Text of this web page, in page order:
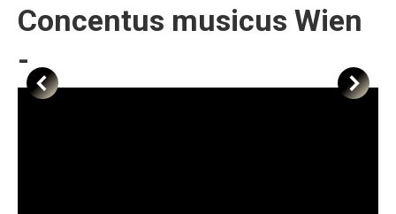
Concentus musicus Wien
-